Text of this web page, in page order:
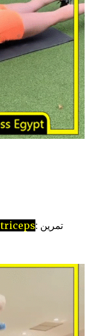
تمرين : triceps